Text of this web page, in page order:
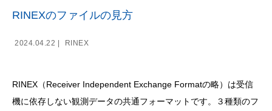
企業情報
RINEXのファイルの見方
2024.04.22 | RINEX
RINEX（Receiver Independent Exchange Formatの略）は受信
機に依存しない観測データの共通フォーマットです。３種類のフ